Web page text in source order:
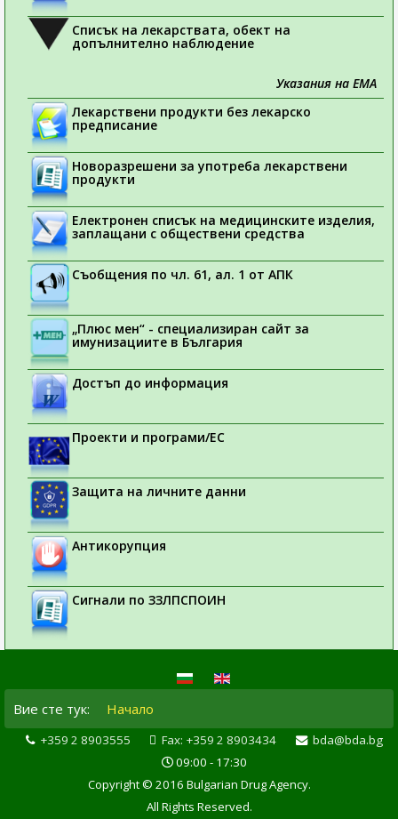
Списък на лекарствата, обект на
допълнително наблюдение
Указания на ЕМА
Лекарствени продукти без лекарско
предписание
Новоразрешени за употреба лекарствени
продукти
Електронен списък на медицинските изделия,
заплащани с обществени средства
Съобщения по чл. 61, ал. 1 от АПК
„Плюс мен“ - специализиран сайт за
имунизациите в България
Достъп до информация
Проекти и програми/ЕС
Защита на личните данни
Антикорупция
Сигнали по ЗЗЛПСПОИН
Вие сте тук: Начало
+359 2 8903555 Fax: +359 2 8903434
bda@bda.bg
09:00 - 17:30
Copyright © 2016 Bulgarian Drug Agency.
All Rights Reserved.